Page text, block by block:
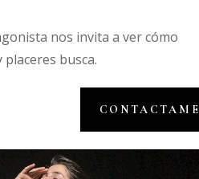
nos invita a ver cómo
busca.
CONTACTAME